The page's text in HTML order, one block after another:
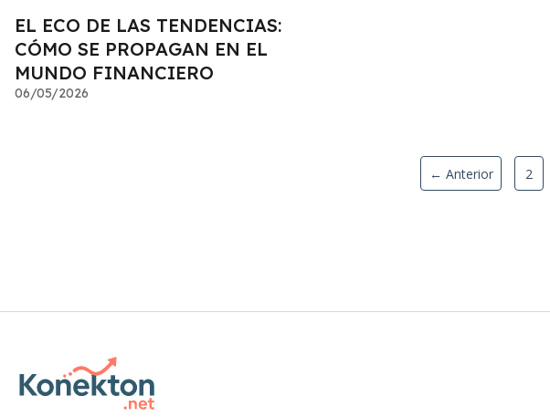
EL ECO DE LAS TENDENCIAS:
CÓMO SE PROPAGAN EN EL
MUNDO FINANCIERO
06/05/2026
← Anterior 2